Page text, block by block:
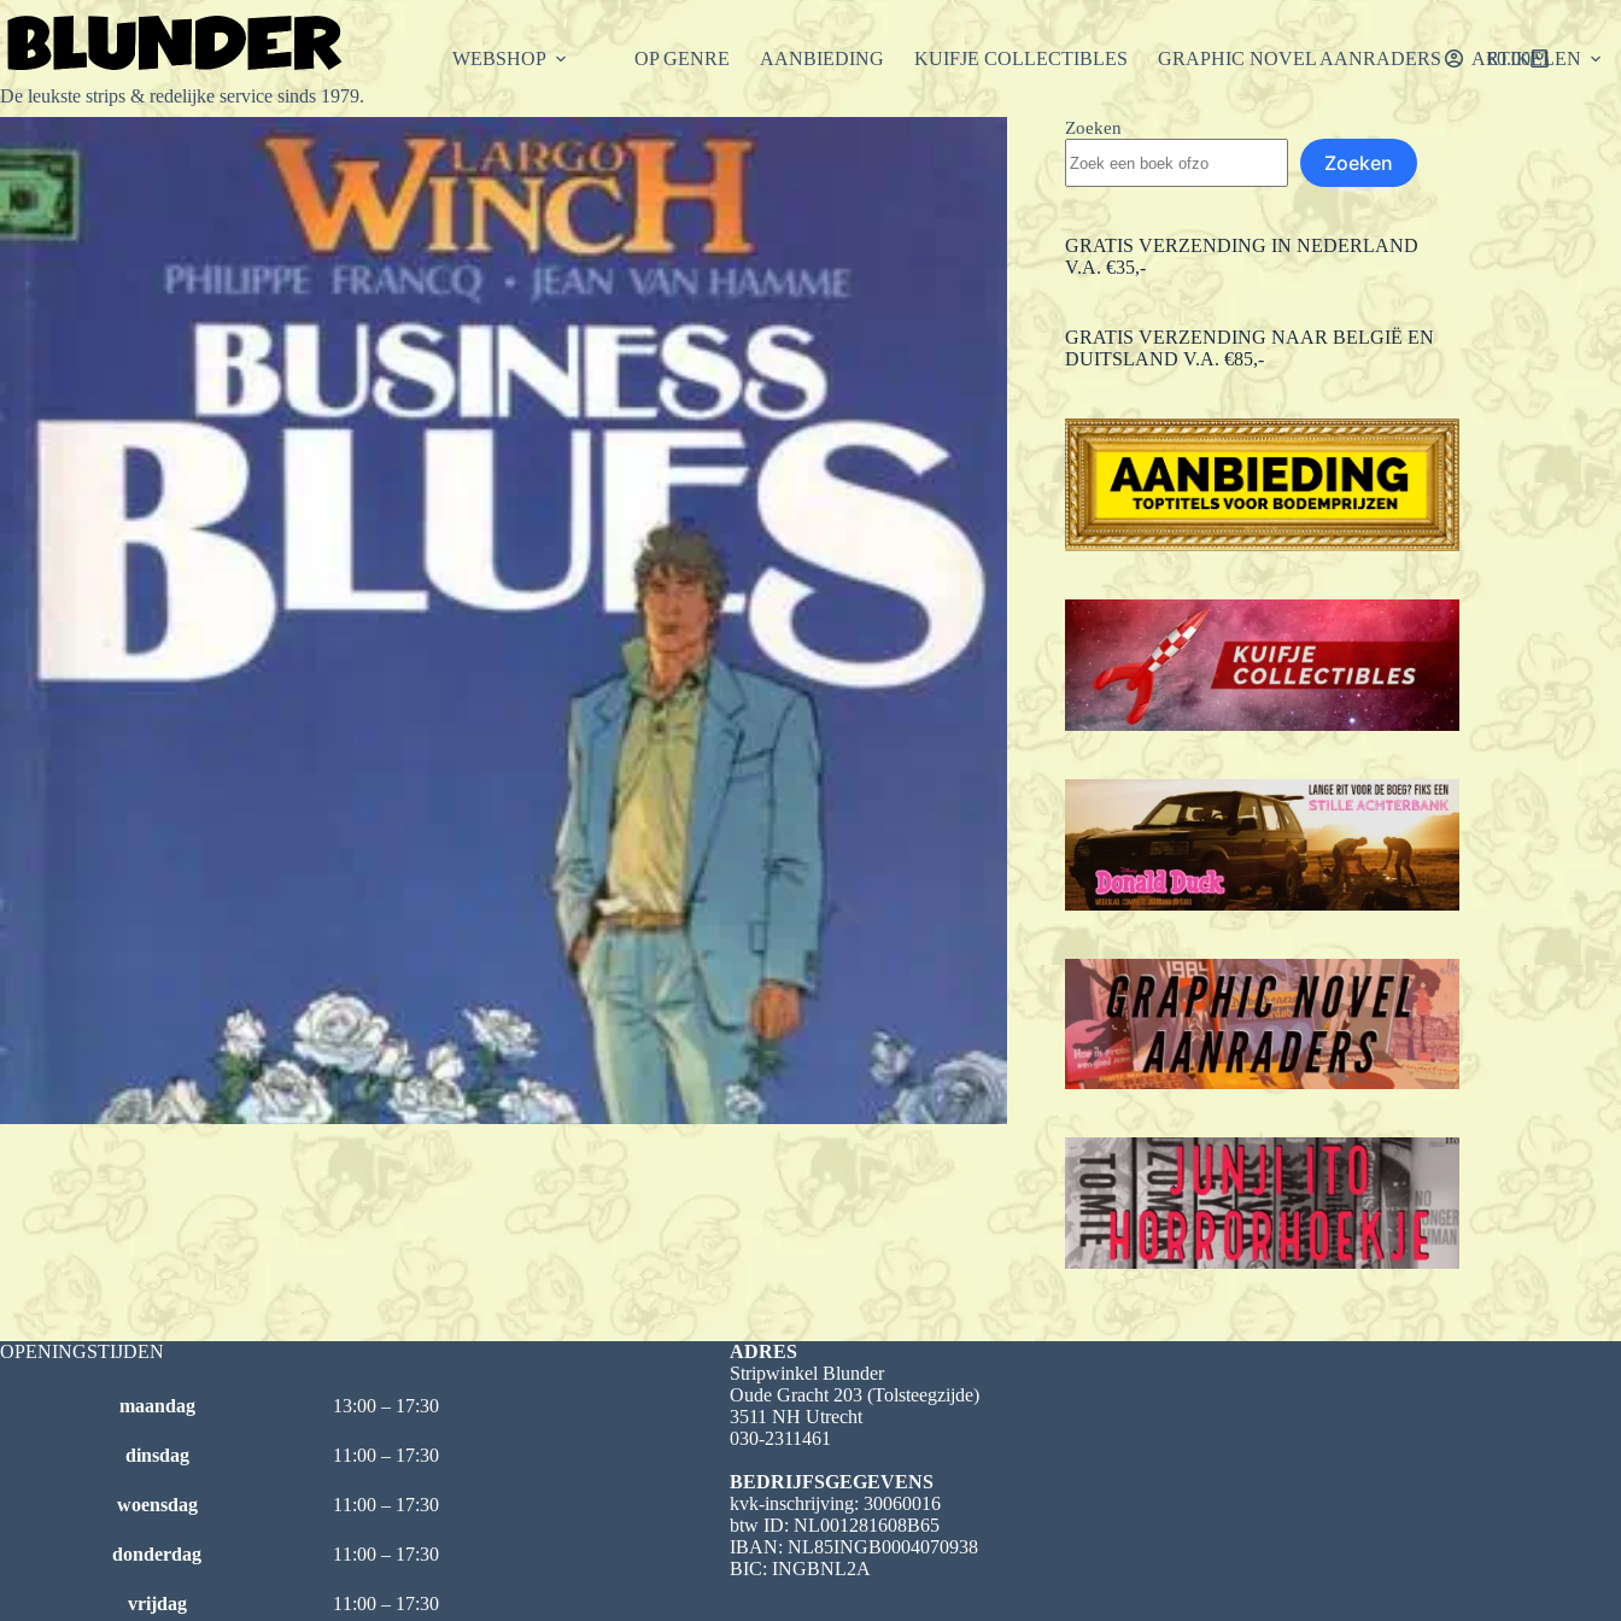
Ga
naar
inhoud
De leukste strips & redelijke service sinds 1979.
WEBSHOP OP GENRE AANBIEDING KUIFJE COLLECTIBLES GRAPHIC NOVEL AANRADERS ARTIKELEN
Winkelwagen
€0.00
Zoeken
Zoeken
GRATIS VERZENDING IN NEDERLAND
V.A. €35,-
GRATIS VERZENDING NAAR BELGIË EN
DUITSLAND V.A. €85,-
OPENINGSTIJDEN
maandag 13:00 – 17:30
dinsdag 11:00 – 17:30
woensdag 11:00 – 17:30
donderdag 11:00 – 17:30
vrijdag 11:00 – 17:30
ADRES
Stripwinkel Blunder
Oude Gracht 203 (Tolsteegzijde)
3511 NH Utrecht
030-2311461
BEDRIJFSGEGEVENS
kvk-inschrijving: 30060016
btw ID: NL001281608B65
IBAN: NL85INGB0004070938
BIC: INGBNL2A